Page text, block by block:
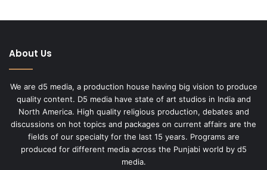
About Us
We are d5 media, a production house having big vision to produce
quality content. D5 media have state of art studios in India and
North America. High quality religious production, debates and
discussions on hot topics and packages on current affairs are the
fields of our specialty for the last 15 years. Programs are
produced for different media across the Punjabi world by d5
media.